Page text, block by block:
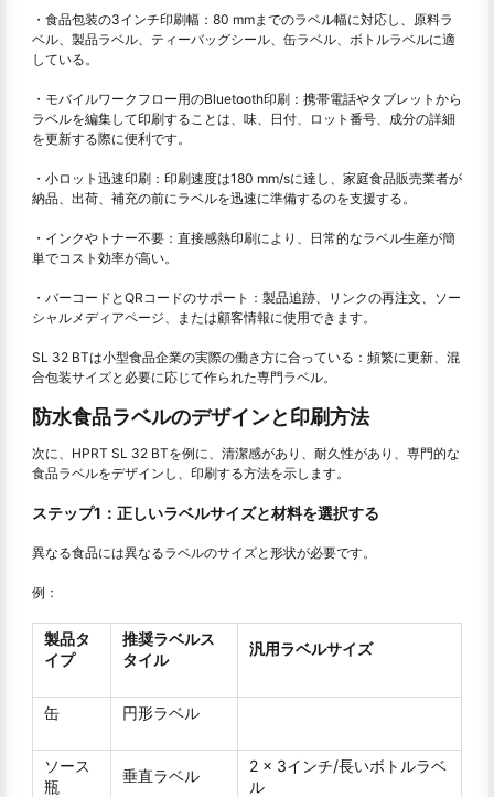
・食品包装の3インチ印刷幅：80 mmまでのラベル幅に対応し、原料ラ
ベル、製品ラベル、ティーバッグシール、缶ラベル、ボトルラベルに適
している。
・モバイルワークフロー用のBluetooth印刷：携帯電話やタブレットから
ラベルを編集して印刷することは、味、日付、ロット番号、成分の詳細
を更新する際に便利です。
・小ロット迅速印刷：印刷速度は180 mm/sに達し、家庭食品販売業者が
納品、出荷、補充の前にラベルを迅速に準備するのを支援する。
・インクやトナー不要：直接感熱印刷により、日常的なラベル生産が簡
単でコスト効率が高い。
・バーコードとQRコードのサポート：製品追跡、リンクの再注文、ソー
シャルメディアページ、または顧客情報に使用できます。
SL 32 BTは小型食品企業の実際の働き方に合っている：頻繁に更新、混
合包装サイズと必要に応じて作られた専門ラベル。
防水食品ラベルのデザインと印刷方法
次に、HPRT SL 32 BTを例に、清潔感があり、耐久性があり、専門的な
食品ラベルをデザインし、印刷する方法を示します。
ステップ1：正しいラベルサイズと材料を選択する
異なる食品には異なるラベルのサイズと形状が必要です。
例：
製品タ
イプ
推奨ラベルス
タイル
汎用ラベルサイズ
缶 円形ラベル
ソース
瓶
垂直ラベル
2 x 3インチ/長いボトルラベ
ル